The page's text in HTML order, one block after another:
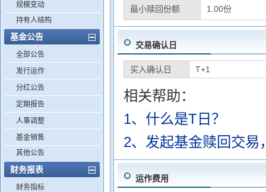
规模变动
持有人结构
基金公告
全部公告
发行运作
分红公告
定期报告
人事调整
基金销售
其他公告
财务报表
财务指标
最小赎回份额 1.00份
交易确认日
买入确认日 T+1
相关帮助：
1、什么是T日？
2、发起基金赎回交易
运作费用